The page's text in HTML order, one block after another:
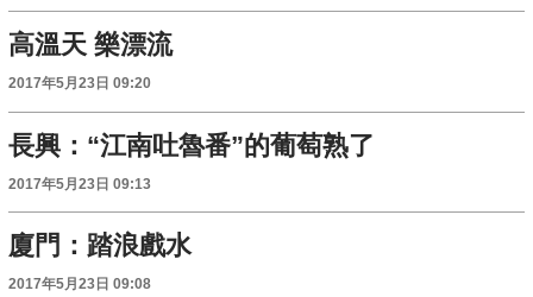
高溫天 樂漂流
2017年5月23日 09:20
長興：“江南吐魯番”的葡萄熟了
2017年5月23日 09:13
廈門：踏浪戲水
2017年5月23日 09:08